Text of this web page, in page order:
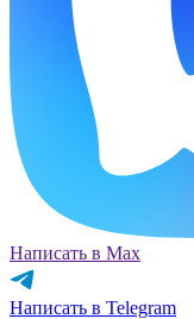
Написать в Max
Написать в Telegram